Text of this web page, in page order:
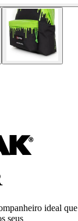
ideal que
seus